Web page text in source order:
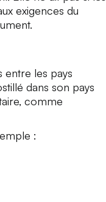
exigences du
entre les pays
dans son pays
comme
: